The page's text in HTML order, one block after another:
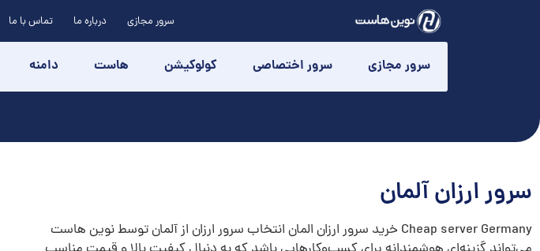
سرور مجازی درباره ما تماس با ما
سرور مجازی سرور اختصاصی کولوکیشن هاست دامنه
سرور ارزان آلمان
Cheap server Germany خرید سرور ارزان المان انتخاب سرور ارزان از آلمان توسط نوین هاست